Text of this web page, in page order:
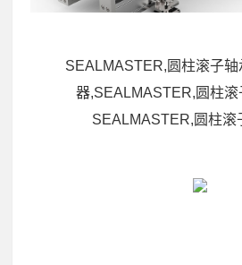
SEALMASTER,圆柱滚子轴
器,SEALMASTER,圆柱滚
SEALMASTER,圆柱滚